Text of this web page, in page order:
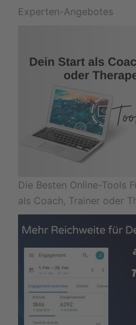
Experten-Angebotes
Die Besten Online-Tools
als Coach, Trainer oder